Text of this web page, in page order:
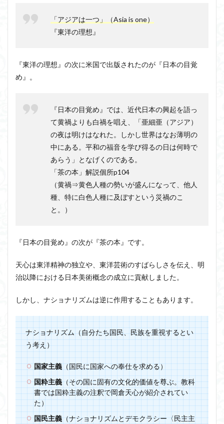
「アジアは一つ」（Asia is one）
『東洋の理想』
『東洋の理想』の次に米国で出版されたのが『日本の目覚
め』。
『日本の目覚め』では、近代日本の興起を語っ
て黄禍よりも白禍を唱え、「亜細亜（アジア）
の夜は明けはなれた。しかし世界はなお薄明の
中にある。平和の福音を学び得るの日は何時で
あらう」となげくのである。
「茶の本」解説個所p104
（黄禍⇒黄色人種の勢いが盛んになって、他人
種、特に白色人種に及ぼすという災禍のこ
と。）
『日本の目覚め』の次が『茶の本』です。
天心は東洋精神の独立や、東洋芸術のすばらしさを伝え、明
治以降における日本美術概念の成立に貢献しました。
しかし、ナショナリズムは逆に作用することもあります。
ナショナリズム（自分たち国民、民族を重視するとい
う考え）
国家主義（国民に国家への奉仕を求める）
国粋主義（その国に固有の文化的価値を尊ぶ。教科
書では国粋主義の注釈で岡倉天心が紹介されてい
た）
国民主義（ナショナリズムとデモクラシー〈民主主